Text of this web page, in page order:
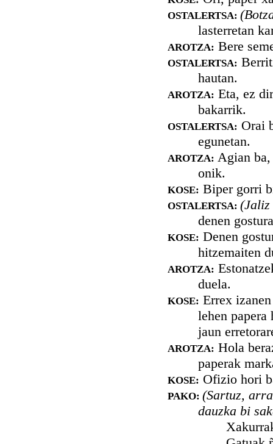
OSTALERTSA:
lasterretan
AROTZA: Bere
OSTALERTSA:
hautan.
AROTZA: Eta, ez
bakarrik.
OSTALERTSA: Orai
egunetan.
AROTZA: Agian
onik.
KOSE: Biper gorri
OSTALERTSA:
denen
KOSE: Denen
hitzemaiten
AROTZA:
duela.
KOSE: Errex
lehen papera
jaun
AROTZA: Hola
paperak
KOSE: Ofizio hori
PAKO: (Sartuz,
dauzka bi
Xakurrak